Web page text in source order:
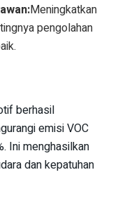
Meningkatkan
pengolahan
berhasil
emisi VOC
Ini menghasilkan
dan kepatuhan